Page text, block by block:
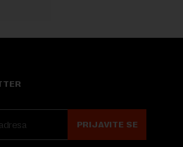
PRIJAVITE SE